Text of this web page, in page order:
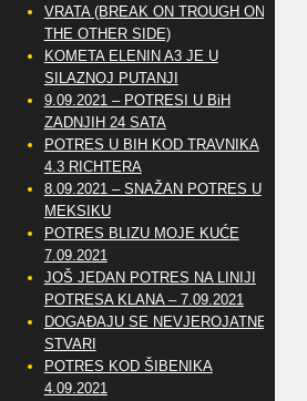
VRATA (BREAK ON TROUGH ON
THE OTHER SIDE)
KOMETA ELENIN A3 JE U
SILAZNOJ PUTANJI
9.09.2021 – POTRESI U BiH
ZADNJIH 24 SATA
POTRES U BIH KOD TRAVNIKA
4.3 RICHTERA
8.09.2021 – SNAŽAN POTRES U
MEKSIKU
POTRES BLIZU MOJE KUĆE
7.09.2021
JOŠ JEDAN POTRES NA LINIJI
POTRESA KLANA – 7.09.2021
DOGAĐAJU SE NEVJEROJATNE
STVARI
POTRES KOD ŠIBENIKA
4.09.2021